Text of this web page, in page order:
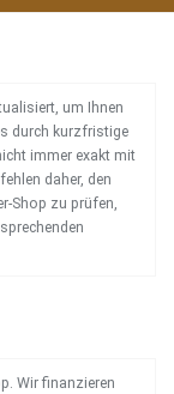
um Ihnen
durch kurzfristige
immer exakt mit
daher, den
Shop zu prüfen,
Wir finanzieren